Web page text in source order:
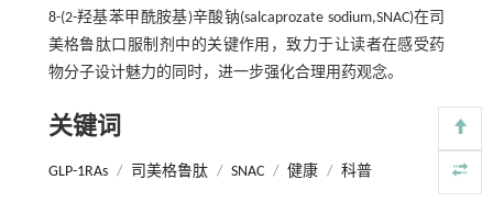
8-(2-羟基苯甲酰胺基)辛酸钠(salcaprozate sodium,SNAC)在司
美格鲁肽口服制剂中的关键作用，致力于让读者在感受药
物分子设计魅力的同时，进一步强化合理用药观念。
关键词
GLP-1RAs / 司美格鲁肽 / SNAC / 健康 / 科普